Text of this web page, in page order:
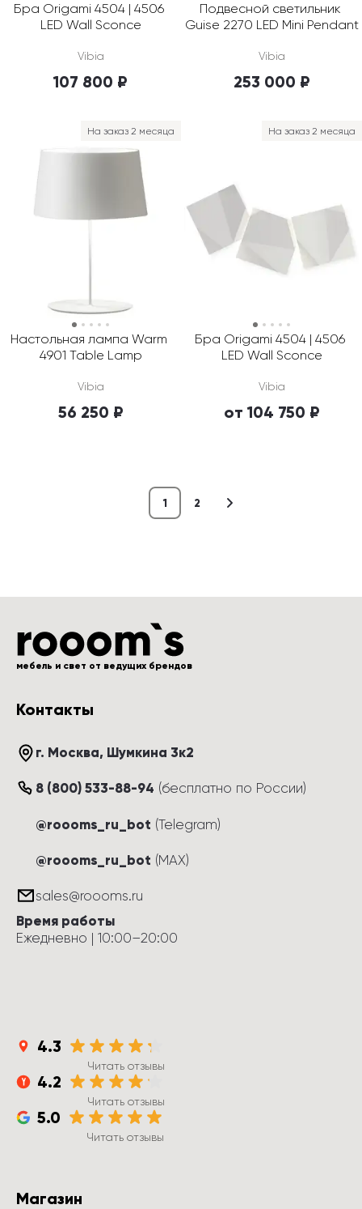
Бра Origami 4504 | 4506
LED Wall Sconce
Vibia
107 800 ₽
Подвесной светильник
Guise 2270 LED Mini Pendant
Vibia
253 000 ₽
Настольная лампа Warm
4901 Table Lamp
Vibia
56 250 ₽
На заказ 2 месяца
Бра Origami 4504 | 4506
LED Wall Sconce
Vibia
от 104 750 ₽
На заказ 2 месяца
1 2
мебель и свет от ведущих брендов
Контакты
г. Москва, Шумкина 3к2
8 (800) 533-88-94 (бесплатно по России)
@roooms_ru_bot (Telegram)
@roooms_ru_bot (MAX)
sales@roooms.ru
Время работы
Ежедневно | 10:00–20:00
4.3
Читать отзывы
4.2
Читать отзывы
5.0
Читать отзывы
Магазин